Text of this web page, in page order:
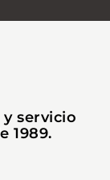
servicio
1989.